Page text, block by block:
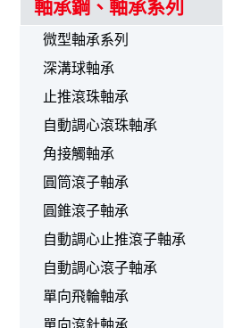
軸承鋼、軸承系列
微型軸承系列
深溝球軸承
止推滾珠軸承
自動調心滾珠軸承
角接觸軸承
圓筒滾子軸承
圓錐滾子軸承
自動調心止推滾子軸承
自動調心滾子軸承
單向飛輪軸承